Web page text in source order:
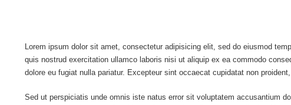
Lorem ipsum dolor sit amet, consectetur adipisicing elit, sed do eiusmod
quis nostrud exercitation ullamco laboris nisi ut aliquip ex ea commodo
dolore eu fugiat nulla pariatur. Excepteur sint occaecat cupidatat non
Sed ut perspiciatis unde omnis iste natus error sit voluptatem accusantium